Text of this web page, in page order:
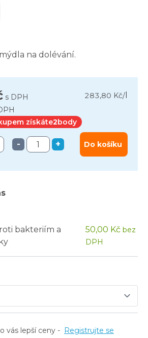
na dolévání.
s DPH 283,80 Kč/
získáte2body
- + Do košíku
bakteriím a
50,00 Kč bez
DPH
vás lepší ceny - Registrujte se